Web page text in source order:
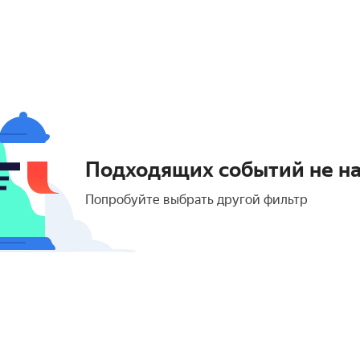
Подходящих событий не
Попробуйте выбрать другой фильтр